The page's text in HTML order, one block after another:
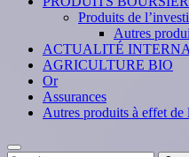
Produits de
Autres
ACTUALITÉ
AGRICULTURE BIO
Or
Assurances
Autres produits à effet de
Search